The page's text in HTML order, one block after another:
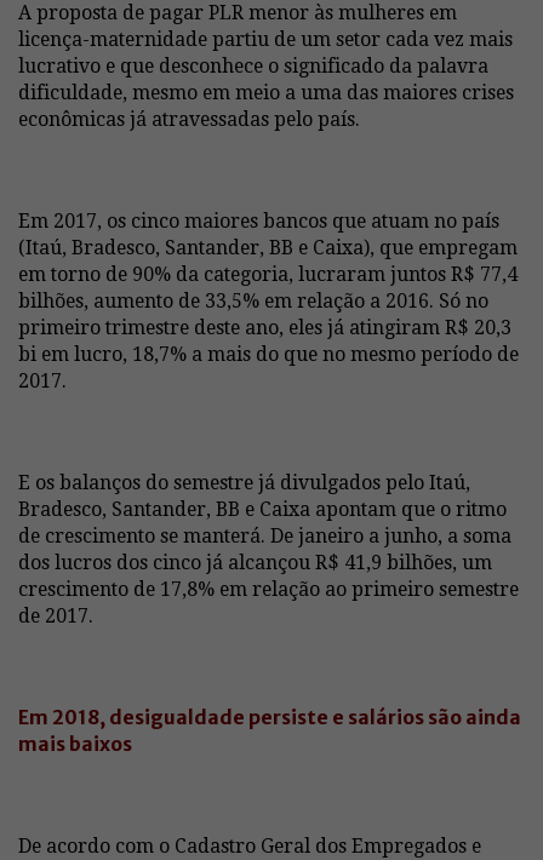
A proposta de pagar PLR menor às mulheres em
licença-maternidade partiu de um setor cada vez mais
lucrativo e que desconhece o significado da palavra
dificuldade, mesmo em meio a uma das maiores crises
econômicas já atravessadas pelo país.
Em 2017, os cinco maiores bancos que atuam no país
(Itaú, Bradesco, Santander, BB e Caixa), que empregam
em torno de 90% da categoria, lucraram juntos R$ 77,4
bilhões, aumento de 33,5% em relação a 2016. Só no
primeiro trimestre deste ano, eles já atingiram R$ 20,3
bi em lucro, 18,7% a mais do que no mesmo período de
2017.
E os balanços do semestre já divulgados pelo Itaú,
Bradesco, Santander, BB e Caixa apontam que o ritmo
de crescimento se manterá. De janeiro a junho, a soma
dos lucros dos cinco já alcançou R$ 41,9 bilhões, um
crescimento de 17,8% em relação ao primeiro semestre
de 2017.
Em 2018, desigualdade persiste e salários são ainda
mais baixos
De acordo com o Cadastro Geral dos Empregados e